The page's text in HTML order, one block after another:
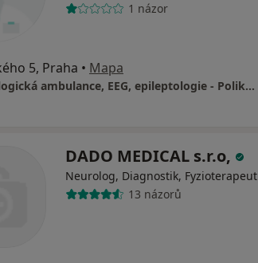
1 názor
5, Praha • Mapa
Neurologická ambulance, EEG, epileptologie - Poliklinika Palackého Praha 1
DADO MEDICAL s.r.o,
Neurolog, Diagnostik, Fyzioterapeut
13 názorů